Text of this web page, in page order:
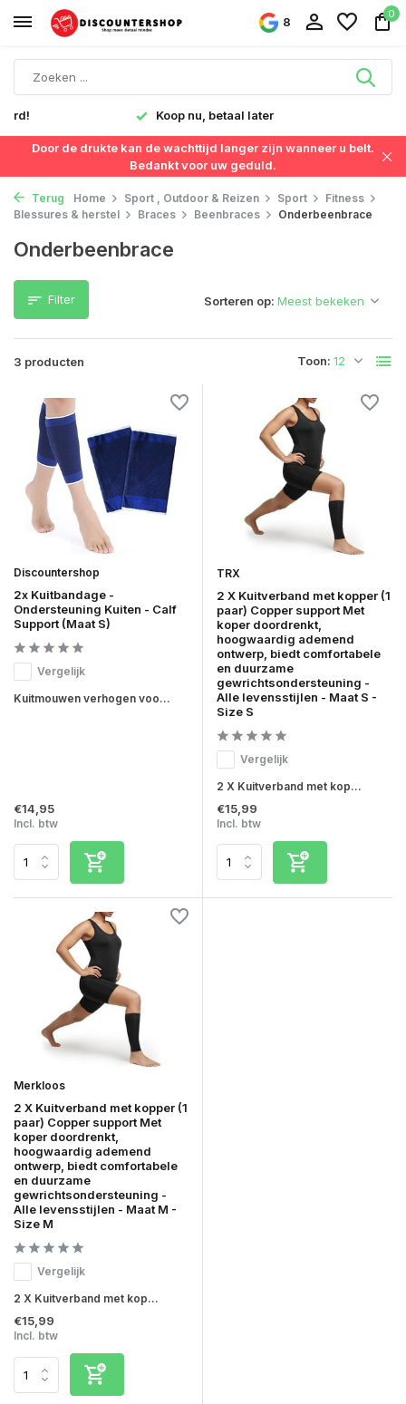
8
0
Koop nu, betaal later
Door de drukte kan de wachttijd langer zijn wanneer u belt.
Bedankt voor uw geduld.
Terug Home Sport , Outdoor & Reizen Sport
Fitness
Blessures & herstel
Braces Beenbraces Onderbeenbrace
Onderbeenbrace
Filter
3 producten Toon:
Sorteren op:
Discountershop
2x Kuitbandage -
Ondersteuning Kuiten - Calf
Support (Maat S)
Vergelijk
Kuitmouwen verhogen voo...
€14,95
Incl. btw
TRX
2 X Kuitverband met kopper (1
paar) Copper support Met
koper doordrenkt,
hoogwaardig ademend
ontwerp, biedt comfortabele
en duurzame
gewrichtsondersteuning -
Alle levensstijlen - Maat S -
Size S
Vergelijk
2 X Kuitverband met kop...
€15,99
Incl. btw
Merkloos
2 X Kuitverband met kopper (1
paar) Copper support Met
koper doordrenkt,
hoogwaardig ademend
ontwerp, biedt comfortabele
en duurzame
gewrichtsondersteuning -
Alle levensstijlen - Maat M -
Size M
Vergelijk
2 X Kuitverband met kop...
€15,99
Incl. btw